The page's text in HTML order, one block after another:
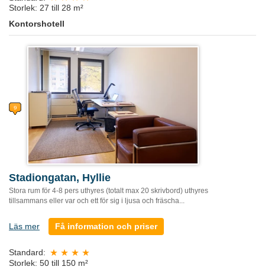
Storlek: 27 till 28 m²
Kontorshotell
Stadiongatan, Hyllie
Stora rum för 4-8 pers uthyres (totalt max 20 skrivbord) uthyres
tillsammans eller var och ett för sig i ljusa och fräscha...
Läs mer Få information och priser
Standard:
Storlek: 50 till 150 m²